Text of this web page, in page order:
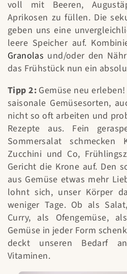
voll mit Beeren,
Aprikosen zu füllen. Die
geben uns eine
leere Speicher auf.
Granolas und/oder den
das Frühstück nun ein
Tipp 2:Gemüse neu
saisonale Gemüsesorten,
nicht so oft arbeiten und
Rezepte aus. Fein
Sommersalat schmecken
Zucchini und Co,
Gericht die Krone auf. Den
aus Gemüse etwas mehr
lohnt sich, unser Körper
weniger Tage. Ob als
Curry, als Ofengemüse,
Gemüse in jeder Form
deckt unseren Bedarf
Vitaminen.